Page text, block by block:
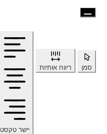
סמן ריווח אותיות
יישר טקסט